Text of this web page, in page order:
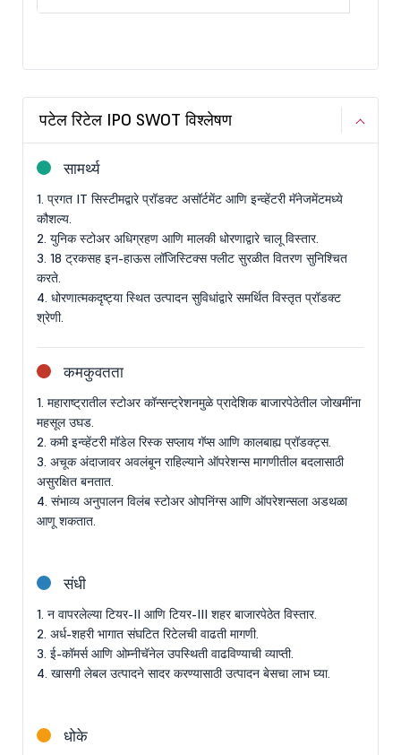
पटेल रिटेल IPO SWOT विश्लेषण
सामर्थ्य
1. प्रगत IT सिस्टीमद्वारे प्रॉडक्ट असॉर्टमेंट आणि इन्व्हेंटरी मॅनेजमेंटमध्ये
कौशल्य.
2. युनिक स्टोअर अधिग्रहण आणि मालकी धोरणाद्वारे चालू विस्तार.
3. 18 ट्रकसह इन-हाऊस लॉजिस्टिक्स फ्लीट सुरळीत वितरण सुनिश्चित
करते.
4. धोरणात्मकदृष्ट्या स्थित उत्पादन सुविधांद्वारे समर्थित विस्तृत प्रॉडक्ट
श्रेणी.
कमकुवतता
1. महाराष्ट्रातील स्टोअर कॉन्सन्ट्रेशनमुळे प्रादेशिक बाजारपेठेतील जोखमींना
महसूल उघड.
2. कमी इन्व्हेंटरी मॉडेल रिस्क सप्लाय गॅप्स आणि कालबाह्य प्रॉडक्ट्स.
3. अचूक अंदाजावर अवलंबून राहिल्याने ऑपरेशन्स मागणीतील बदलासाठी
असुरक्षित बनतात.
4. संभाव्य अनुपालन विलंब स्टोअर ओपनिंग्स आणि ऑपरेशन्सला अडथळा
आणू शकतात.
संधी
1. न वापरलेल्या टियर-II आणि टियर-III शहर बाजारपेठेत विस्तार.
2. अर्ध-शहरी भागात संघटित रिटेलची वाढती मागणी.
3. ई-कॉमर्स आणि ओम्नीचॅनेल उपस्थिती वाढविण्याची व्याप्ती.
4. खासगी लेबल उत्पादने सादर करण्यासाठी उत्पादन बेसचा लाभ घ्या.
धोके